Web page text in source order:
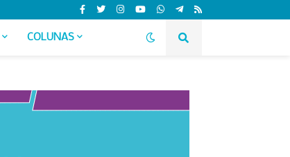
COLUNAS